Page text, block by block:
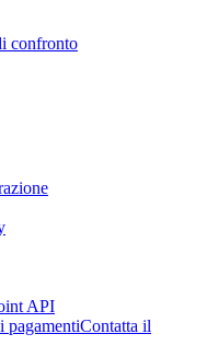
confronto
API
pagamentiContatta il